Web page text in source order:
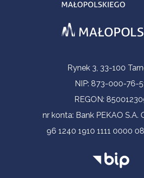
Informacje kontaktowe
Rynek 3, 33-100
NIP: 873-000-76-
REGON:
nr konta: Bank PEKAO S.A.
96 1240 1910 1111 0000